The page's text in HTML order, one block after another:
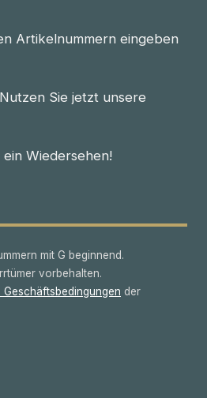
Artikelnummern eingeben
Sie jetzt unsere
Wiedersehen!
mit G beginnend.
vorbehalten.
Geschäftsbedingungen der